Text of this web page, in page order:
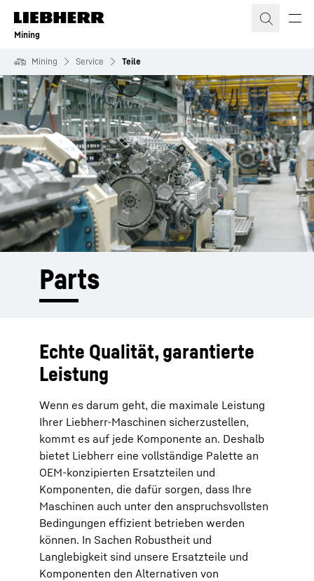
Zum Inhalt springen
Mining
Mining Service Teile
Parts
Echte Qualität, garantierte
Leistung
Wenn es darum geht, die maximale Leistung
Ihrer Liebherr-Maschinen sicherzustellen,
kommt es auf jede Komponente an. Deshalb
bietet Liebherr eine vollständige Palette an
OEM-konzipierten Ersatzteilen und
Komponenten, die dafür sorgen, dass Ihre
Maschinen auch unter den anspruchsvollsten
Bedingungen effizient betrieben werden
können. In Sachen Robustheit und
Langlebigkeit sind unsere Ersatzteile und
Komponenten den Alternativen von